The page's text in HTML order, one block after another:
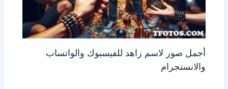
أجمل صور لاسم زاهد للفيسبوك والواتساب
والانستجرام